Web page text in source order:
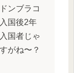
ンブラコ
国後2年
国者じゃ
がね〜？